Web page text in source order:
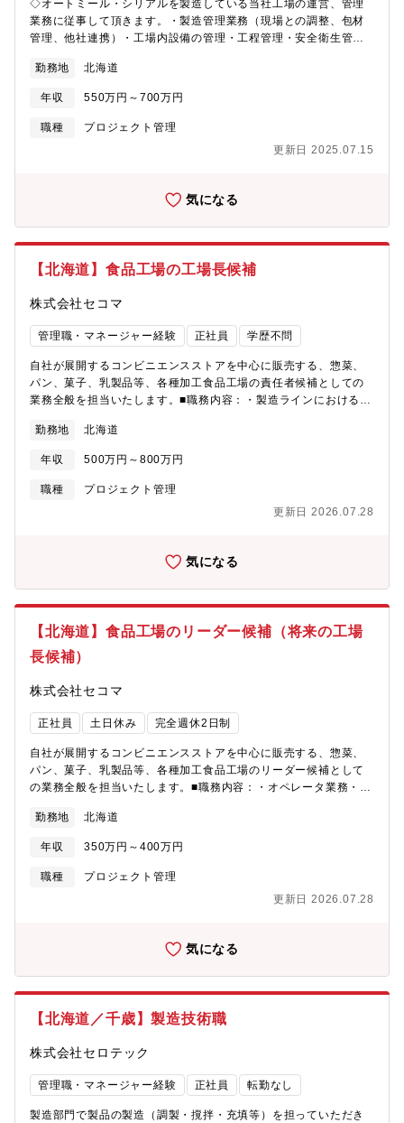
◇オートミール・シリアルを製造している当社工場の運営、管理
業務に従事して頂きます。・製造管理業務（現場との調整、包材
管理、他社連携）・工場内設備の管理・工程管理・安全衛生管
初からすべては難しいのでご経験された担務から身に着けていた
だき数年後を見据えて業務範囲を増やしていただきます【募集背
景】・組織強化による増員【組織構成】 上司：社長、支配人、
工場長
勤務地 北海道
年収 550万円～700万円
職種
プロジェクト管理
更新日 2025.07.15
気になる
【北海道】食品工場の工場長候補
株式会社セコマ
管理職・マネージャー経験 正社員 学歴不問
自社が展開するコンビニエンスストアを中心に販売する、惣菜、
パン、菓子、乳製品等、各種加工食品工場の責任者候補としての
業務全般を担当いたします。■職務内容：・製造ラインにおける製
メントおよび人員計画作成・製造実績および業績の管理（出荷
数、売上金額など）・原材料・包材等、関連する資材等の調達お
よび在庫管理等※デスクワークというよりは、現場で動きながら
マネジメントしていただく業務となります。※原則として、これ
の工場での採用となり、担当する商品は、配属される工場によっ
が直轄店です。〇工場では、店舗からの発注を元に製造するた
め、工場長も生産管理などの事務業務より現場での管理業務がメ
インとなります。■企業概要：日本で最初にコンビニエンスストア
を開業。北海道と北関東の一部地域を合せ、店舗数約1，200店舗
（道内のシェアNo.1）を運営する。その約8割が直轄店舗であ
り、過疎地域での出店や地域住民合わせた品ぞろえなど顧客ニー
ズにお応えることにこだわってサービスを展開している。「新鮮
社で多様化する顧客ニーズに応える体制を整え、製造から小売り
ドラッグストア大手などへワイン・弁当・アイスクリームなどの
ーとしての機能を果たし、独自路線を確立している。
勤務地 北海道
年収 500万円～800万円
職種
プロジェクト管理
更新日 2026.07.28
気になる
【北海道】食品工場のリーダー候補（将来の工場
長候補）
株式会社セコマ
正社員 土日休み 完全週休2日制
自社が展開するコンビニエンスストアを中心に販売する、惣菜、
パン、菓子、乳製品等、各種加工食品工場のリーダー候補として
の業務全般を担当いたします。■職務内容：・オペレータ業務・製
検査及びデータ集計等の業務入社後に業務に慣れたら、スタッフ
育成や管理、製造実績および業績の管理もお任せします。※自社
開発食品工場のリーダー候補の募集で、将来的には工場長を目指
していただきます。※原則として、これまでのご経験を活かせる
なり、担当する商品は、配属される工場によって異なります。■将
なります。■業務の特徴：〇セイコーマートの店舗は8割以上が直
轄店です。〇工場では、店舗からの発注を元に製造するため、工
場長も生産管理などの事務業務より現場での管理業務がメインと
なります。■企業概要：日本で最初にコンビニエンスストアを開
業。北海道と北関東の一部地域を合せ、店舗数約1，200店舗（道
内のシェアNo.1）を運営する。その約8割が直轄店舗であり、過
疎地域での出店や地域住民合わせた品ぞろえなど顧客ニーズにお
応えることにこだわってサービスを展開している。「新鮮で低価
格な商品」をお届けするために21社の子会社で多様化する顧客ニ
ーズに応える体制を整え、製造から小売りまでを網羅する「総合
流通企画会社」への転身を遂げた。近年はドラッグストア大手な
勤務地 北海道
年収 350万円～400万円
職種
プロジェクト管理
更新日 2026.07.28
気になる
【北海道／千歳】製造技術職
株式会社セロテック
管理職・マネージャー経験 正社員 転勤なし
製造部門で製品の製造（調製・撹拌・充填等）を担っていただき